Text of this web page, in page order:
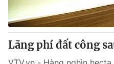
Tư vấn
Chuyên mục khác
Emagazine
Lãng phí đất công